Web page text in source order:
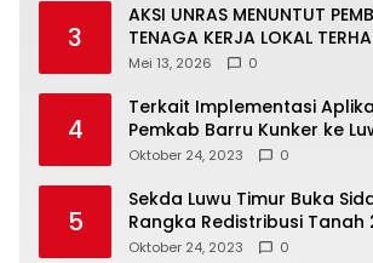
3
AKSI UNRAS MENUNTUT
TENAGA KERJA LOKAL
NUGRAHA LESTARI
Mei 13, 2026 0
4
Terkait Implementasi
Pemkab Barru Kunker ke
Oktober 24, 2023 0
5
Sekda Luwu Timur Buka
Rangka Redistribusi Tanah
Oktober 24, 2023 0